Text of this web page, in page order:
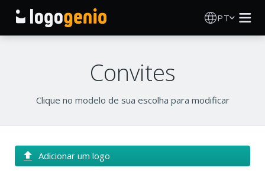
PT
Gerador de logótipos IA
Produtos impressos
Convites
Clique no modelo de sua escolha para modificar
Adicionar um logo